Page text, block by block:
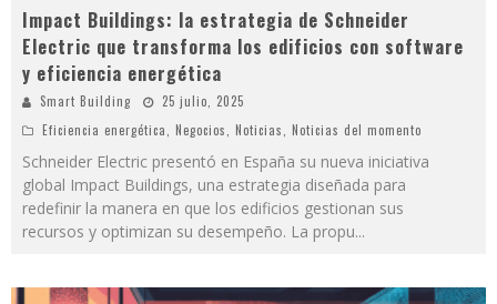
Impact Buildings: la estrategia de Schneider
Electric que transforma los edificios con software
y eficiencia energética
Smart Building
25 julio, 2025
Eficiencia energética, Negocios, Noticias, Noticias del momento
Schneider Electric presentó en España su nueva iniciativa
global Impact Buildings, una estrategia diseñada para
redefinir la manera en que los edificios gestionan sus
recursos y optimizan su desempeño. La propu...